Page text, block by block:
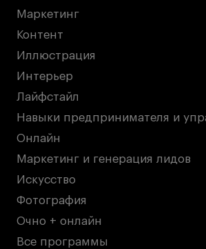
Маркетинг
Контент
Иллюстрация
Интерьер
Лайфстайл
Навыки предпринимателя и
Онлайн
Маркетинг и генерация лидов
Искусство
Фотография
Очно + онлайн
Все программы